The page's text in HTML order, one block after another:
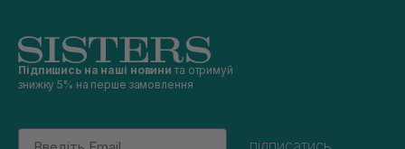
Підпишись на наші новини та отримуй
знижку 5% на перше замовлення
Email